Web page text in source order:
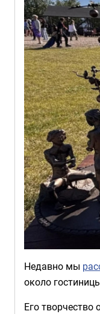
Недавно мы
около
Его творчество